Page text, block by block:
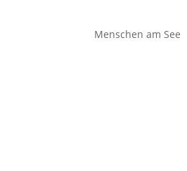
Menschen am See